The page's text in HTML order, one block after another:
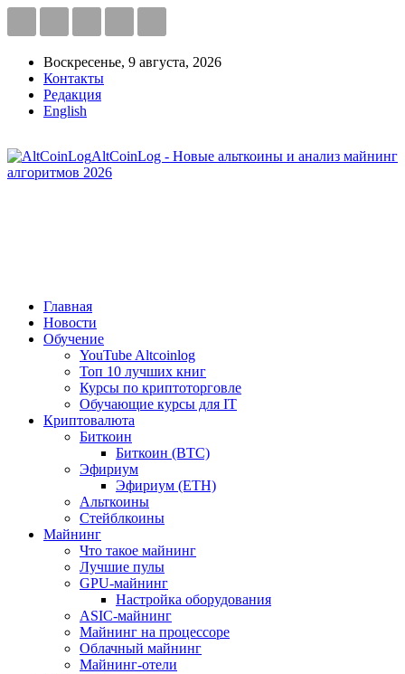
Воскресенье, 9 августа, 2026
Контакты
Редакция
English
AltCoinLog - Новые альткоины и анализ майнинг
алгоритмов 2026
Главная
Новости
Обучение
YouTube Altcoinlog
Топ 10 лучших книг
Курсы по криптоторговле
Обучающие курсы для IT
Криптовалюта
Биткоин
Биткоин (BTC)
Эфириум
Эфириум (ETH)
Альткоины
Стейблкоины
Майнинг
Что такое майнинг
Лучшие пулы
GPU-майнинг
Настройка оборудования
ASIC-майнинг
Майнинг на процессоре
Облачный майнинг
Майнинг-отели